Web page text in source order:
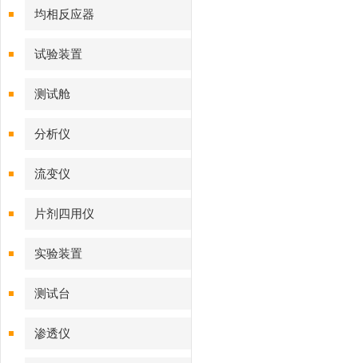
均相反应器
试验装置
测试舱
分析仪
流变仪
片剂四用仪
实验装置
测试台
渗透仪